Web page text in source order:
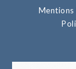
Mentions